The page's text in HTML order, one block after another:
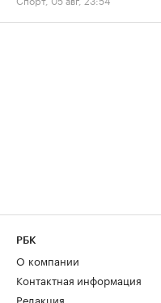
РБК
О компании
Контактная информация
Редакция